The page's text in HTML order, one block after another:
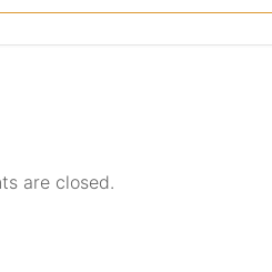
are closed.